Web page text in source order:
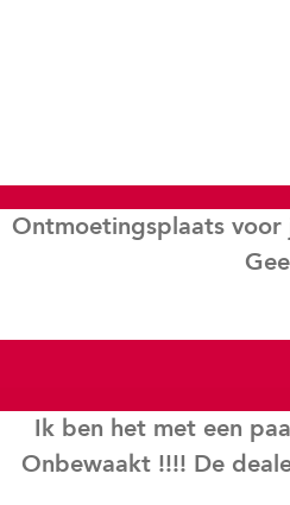
Ontmoetingsplaats voor
Ik ben het met een
Onbewaakt !!!! De